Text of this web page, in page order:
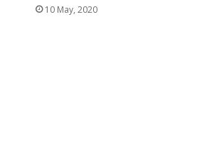
10 May, 2020